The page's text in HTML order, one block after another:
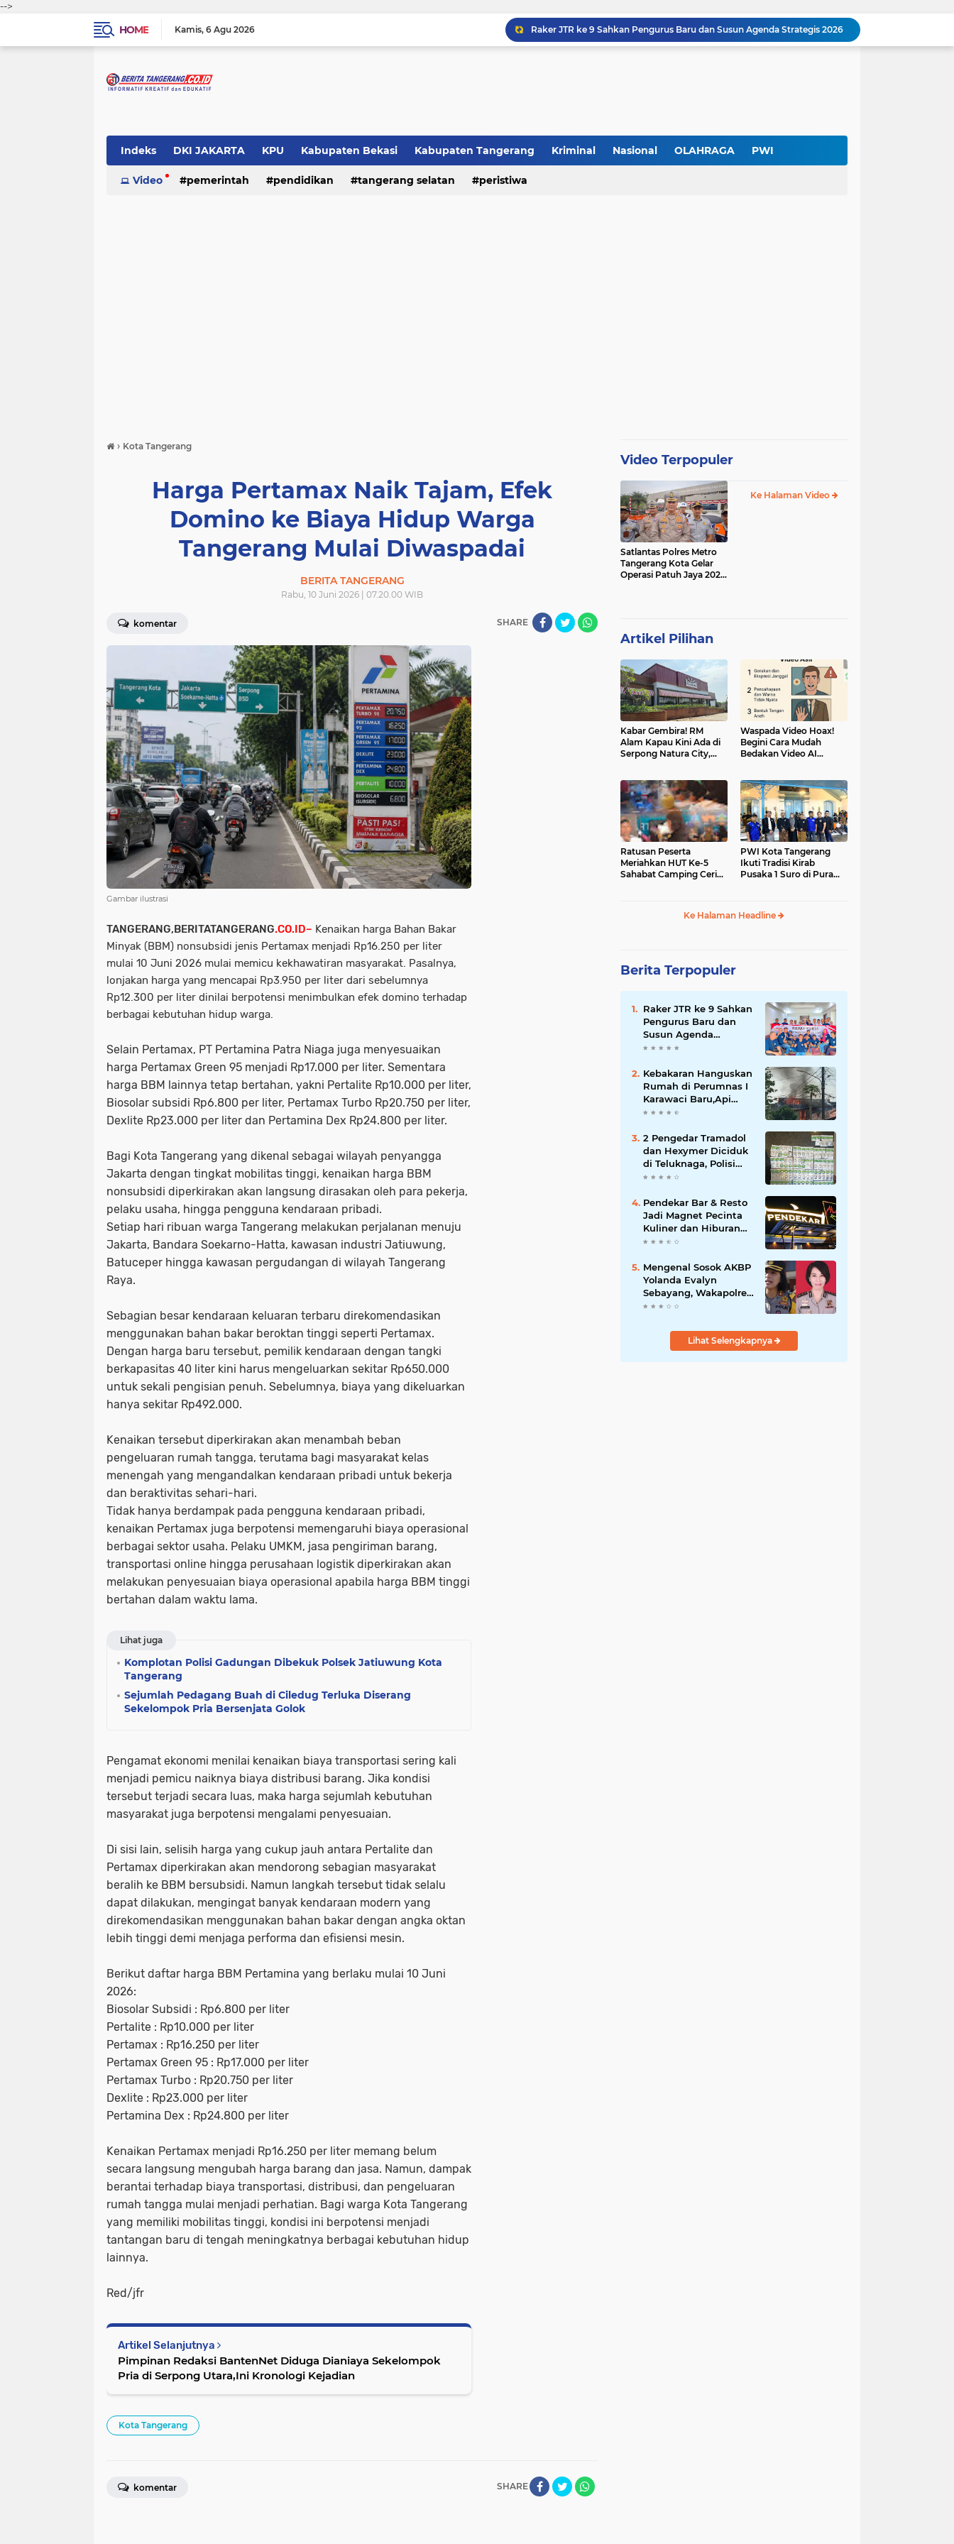
-->
HOME
Kamis 6 Agu 2026
Raker JTR ke 9 Sahkan Pengurus Baru dan Susun Agenda Strategis 2026
Hadir di GIIAS 2026, Pro7 Auto Lighting Pamerkan Teknologi Pencahayaan Kendaraan Premium
Pemerintah Kota Tangerang bersama Pemprov Banten Mulai Tertibkan Kabel Udara
Indeks DKI JAKARTA KPU Kabupaten Bekasi Kabupaten Tangerang Kriminal Nasional OLAHRAGA PWI
Pemerintah Pendidikan Polri peristiwa
Video pemerintah pendidikan tangerang selatan peristiwa
› Kota Tangerang
Harga Pertamax Naik Tajam, Efek
Domino ke Biaya Hidup Warga
Tangerang Mulai Diwaspadai
BERITA TANGERANG
Rabu, 10 Juni 2026 | 07.20.00 WIB
komentar SHARE
Gambar ilustrasi
TANGERANG,BERITATANGERANG.CO.ID– Kenaikan harga Bahan Bakar
Minyak (BBM) nonsubsidi jenis Pertamax menjadi Rp16.250 per liter
mulai 10 Juni 2026 mulai memicu kekhawatiran masyarakat. Pasalnya,
lonjakan harga yang mencapai Rp3.950 per liter dari sebelumnya
Rp12.300 per liter dinilai berpotensi menimbulkan efek domino terhadap
berbagai kebutuhan hidup warga.
Selain Pertamax, PT Pertamina Patra Niaga juga menyesuaikan
harga Pertamax Green 95 menjadi Rp17.000 per liter. Sementara
harga BBM lainnya tetap bertahan, yakni Pertalite Rp10.000 per liter,
Biosolar subsidi Rp6.800 per liter, Pertamax Turbo Rp20.750 per liter,
Dexlite Rp23.000 per liter dan Pertamina Dex Rp24.800 per liter.
Bagi Kota Tangerang yang dikenal sebagai wilayah penyangga
Jakarta dengan tingkat mobilitas tinggi, kenaikan harga BBM
nonsubsidi diperkirakan akan langsung dirasakan oleh para pekerja,
pelaku usaha, hingga pengguna kendaraan pribadi.
Setiap hari ribuan warga Tangerang melakukan perjalanan menuju
Jakarta, Bandara Soekarno-Hatta, kawasan industri Jatiuwung,
Batuceper hingga kawasan pergudangan di wilayah Tangerang
Raya.
Sebagian besar kendaraan keluaran terbaru direkomendasikan
menggunakan bahan bakar beroktan tinggi seperti Pertamax.
Dengan harga baru tersebut, pemilik kendaraan dengan tangki
berkapasitas 40 liter kini harus mengeluarkan sekitar Rp650.000
untuk sekali pengisian penuh. Sebelumnya, biaya yang dikeluarkan
hanya sekitar Rp492.000.
Kenaikan tersebut diperkirakan akan menambah beban
pengeluaran rumah tangga, terutama bagi masyarakat kelas
menengah yang mengandalkan kendaraan pribadi untuk bekerja
dan beraktivitas sehari-hari.
Tidak hanya berdampak pada pengguna kendaraan pribadi,
kenaikan Pertamax juga berpotensi memengaruhi biaya operasional
berbagai sektor usaha. Pelaku UMKM, jasa pengiriman barang,
transportasi online hingga perusahaan logistik diperkirakan akan
melakukan penyesuaian biaya operasional apabila harga BBM tinggi
bertahan dalam waktu lama.
Lihat juga
Komplotan Polisi Gadungan Dibekuk Polsek Jatiuwung Kota
Tangerang
Sejumlah Pedagang Buah di Ciledug Terluka Diserang
Sekelompok Pria Bersenjata Golok
Pengamat ekonomi menilai kenaikan biaya transportasi sering kali
menjadi pemicu naiknya biaya distribusi barang. Jika kondisi
tersebut terjadi secara luas, maka harga sejumlah kebutuhan
masyarakat juga berpotensi mengalami penyesuaian.
Di sisi lain, selisih harga yang cukup jauh antara Pertalite dan
Pertamax diperkirakan akan mendorong sebagian masyarakat
beralih ke BBM bersubsidi. Namun langkah tersebut tidak selalu
dapat dilakukan, mengingat banyak kendaraan modern yang
direkomendasikan menggunakan bahan bakar dengan angka oktan
lebih tinggi demi menjaga performa dan efisiensi mesin.
Berikut daftar harga BBM Pertamina yang berlaku mulai 10 Juni
2026:
Biosolar Subsidi : Rp6.800 per liter
Pertalite : Rp10.000 per liter
Pertamax : Rp16.250 per liter
Pertamax Green 95 : Rp17.000 per liter
Pertamax Turbo : Rp20.750 per liter
Dexlite : Rp23.000 per liter
Pertamina Dex : Rp24.800 per liter
Kenaikan Pertamax menjadi Rp16.250 per liter memang belum
secara langsung mengubah harga barang dan jasa. Namun, dampak
berantai terhadap biaya transportasi, distribusi, dan pengeluaran
rumah tangga mulai menjadi perhatian. Bagi warga Kota Tangerang
yang memiliki mobilitas tinggi, kondisi ini berpotensi menjadi
tantangan baru di tengah meningkatnya berbagai kebutuhan hidup
lainnya.
Red/jfr
Artikel Selanjutnya
Pimpinan Redaksi BantenNet Diduga Dianiaya Sekelompok
Pria di Serpong Utara,Ini Kronologi Kejadian
Kota Tangerang
SHARE
komentar
Video Terpopuler
Satlantas Polres Metro
Tangerang Kota Gelar
Operasi Patuh Jaya 2025,
Ke Halaman Video
Artikel Pilihan
Kabar Gembira! RM
Alam Kapau Kini Ada di
Serpong Natura City,
Waspada Video Hoax!
Begini Cara Mudah
Bedakan Video AI
Ratusan Peserta
Meriahkan HUT Ke-5
Sahabat Camping Ceria,
PWI Kota Tangerang
Ikuti Tradisi Kirab
Pusaka 1 Suro di Pura
Ke Halaman Headline
Berita Terpopuler
Raker JTR ke 9 Sahkan
Pengurus Baru dan
Susun Agenda
Strategis 2026
Kebakaran Hanguskan
Rumah di Perumnas I
Karawaci Baru,Api
Diduga dari Ledakan
2 Pengedar Tramadol
dan Hexymer Diciduk
di Teluknaga, Polisi
Amankan Ratusan Pil
Pendekar Bar & Resto
Jadi Magnet Pecinta
Kuliner dan Hiburan
Malam di Tangerang
Mengenal Sosok AKBP
Yolanda Evalyn
Sebayang, Wakapolres
Metro Tangerang yang
Lihat Selengkapnya